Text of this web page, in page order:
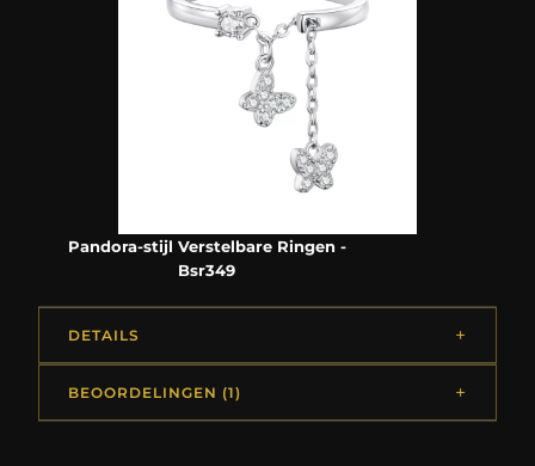
Pandora-stijl Verstelbare Ringen -
Bsr349
DETAILS
BEOORDELINGEN (1)